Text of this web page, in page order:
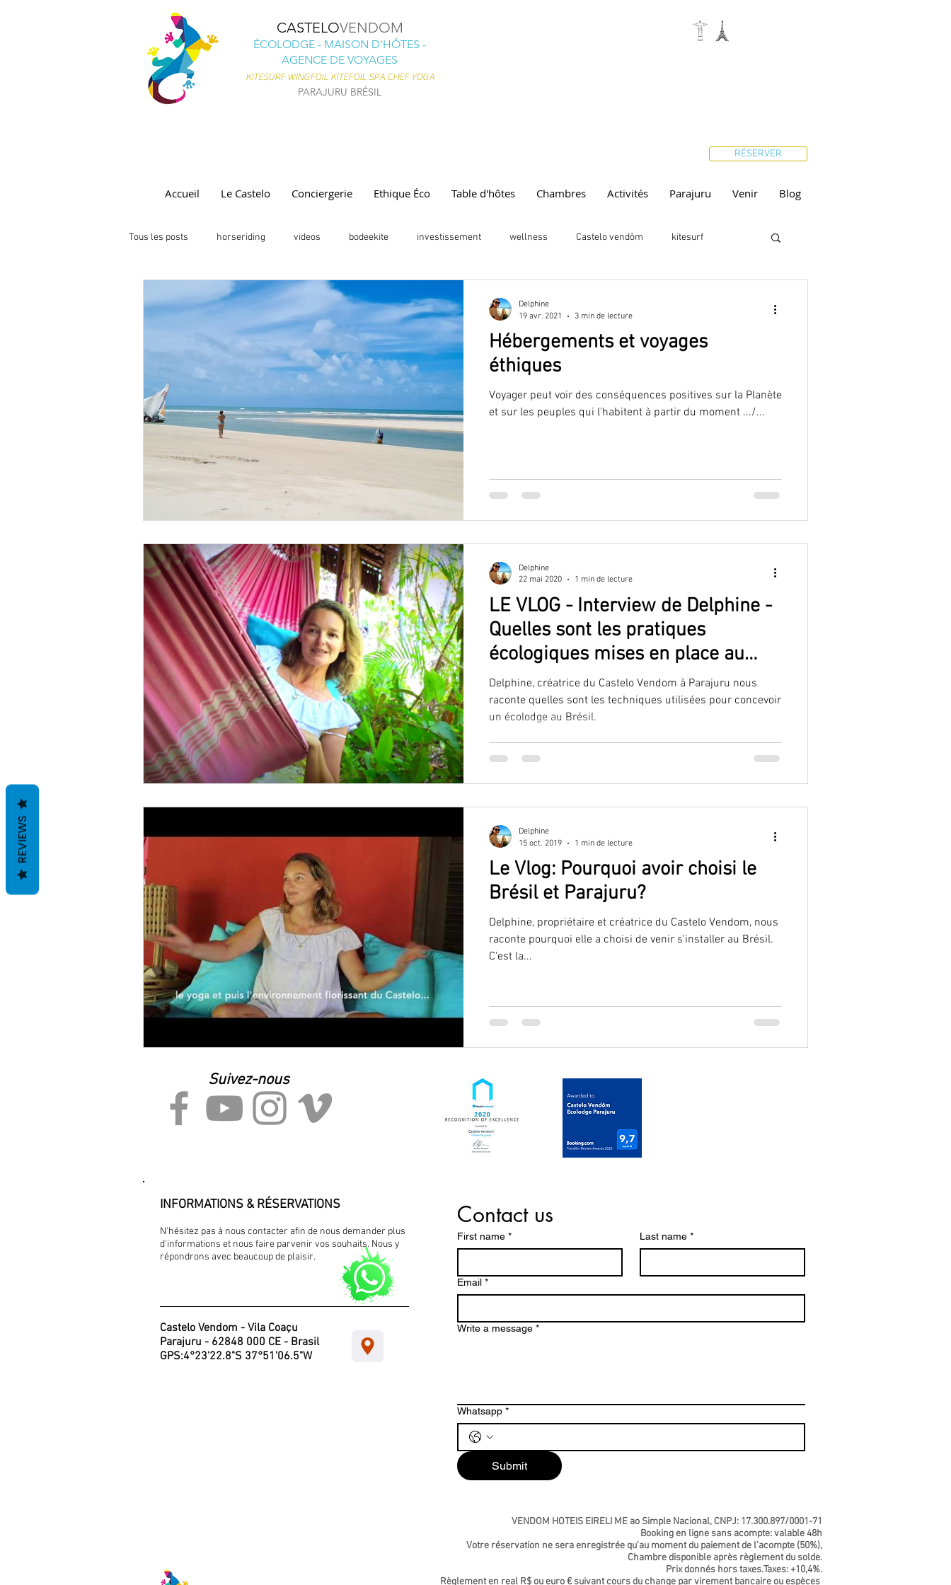
CASTELOVENDOM
ÉCOLODGE - MAISON D'HÔTES -
AGENCE DE VOYAGES
KITESURFWINGFOIL KITEFOIL SPA CHEF YOGA
PARAJURU BRÉSIL
RÉSERVER
Accueil Le Castelo Conciergerie Ethique Éco Table d'hôtes Chambres Activités Parajuru Venir Blog
Tous les posts horseriding videos bodeekite investissement wellness Castelo vendôm kitesurf
Castelo vendôm Parajuru ecology
Equitation Conseils Blog VLOG découverte capoeiraHébergements et voyages
éthiques
Voyager peut voir des conséquences positives sur la Planète
et sur les peuples qui l'habitent à partir du moment .../...
Delphine
19 avr. 2021
3 min de lecture
LE VLOG - Interview de Delphine -
Quelles sont les pratiques
écologiques mises en place au
Castelo?
Delphine, créatrice du Castelo Vendom à Parajuru nous
raconte quelles sont les techniques utilisées pour concevoir
un écolodge au Brésil.
Delphine
22 mai 2020
1 min de lecture
Le Vlog: Pourquoi avoir choisi le
Brésil et Parajuru?
Delphine, propriétaire et créatrice du Castelo Vendom, nous
raconte pourquoi elle a choisi de venir s'installer au Brésil.
C'est la...
Delphine
15 oct. 2019
1 min de lecture
Suivez-nous
INFORMATIONS & RÉSERVATIONS
N'hésitez pas à nous contacter afin de nous demander plus
d'informations et nous faire parvenir vos souhaits. Nous y
répondrons avec beaucoup de plaisir.
Castelo Vendom - Vila Coaçu
Parajuru - 62848 000 CE - Brasil
GPS:4°23'22.8"S 37°51'06.5"W
Contact us
First name * Last name *
Email *
Write a message *
Whatsapp *
Submit
VENDOM HOTEIS EIRELI ME ao Simple Nacional, CNPJ: 17.300.897/0001-71
Booking en ligne sans acompte: valable 48h
Votre réservation ne sera enregistrée qu'au moment du paiement de l'acompte (50%),
Chambre disponible après règlement du solde.
Prix donnés hors taxes.Taxes: +10,4%.
Règlement en real R$ ou euro € suivant cours du change par virement bancaire ou espèces
REVIEWS